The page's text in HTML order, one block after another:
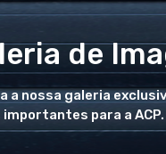
de
a nossa galeria
para a ACP.